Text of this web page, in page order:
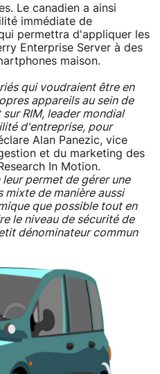
Le canadien a ainsi
immédiate de
permettra d'appliquer les
Enterprise Server à des
maison.
qui voudraient être en
appareils au sein de
RIM, leader mondial
d'entreprise, pour
Alan Panezic, vice
et du marketing des
In Motion.
permet de gérer une
de manière aussi
que possible tout en
le niveau de sécurité de
dénominateur commun